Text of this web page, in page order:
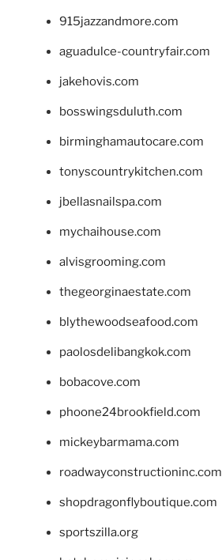
915jazzandmore.com
aguadulce-countryfair.com
jakehovis.com
bosswingsduluth.com
birminghamautocare.com
tonyscountrykitchen.com
jbellasnailspa.com
mychaihouse.com
alvisgrooming.com
thegeorginaestate.com
blythewoodseafood.com
paolosdelibangkok.com
bobacove.com
phoone24brookfield.com
mickeybarmama.com
roadwayconstructioninc.com
shopdragonflyboutique.com
sportszilla.org